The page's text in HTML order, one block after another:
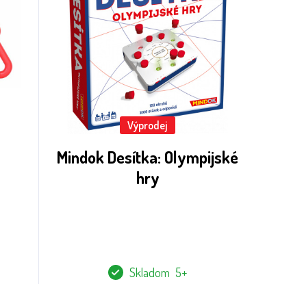
Výprodej
Mindok Desítka: Olympijské
hry
Skladom 5+